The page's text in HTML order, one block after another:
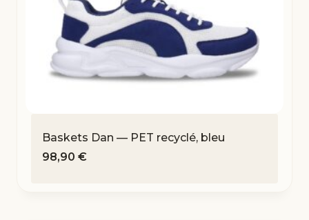
Baskets Dan — PET recyclé, bleu
98,90 €